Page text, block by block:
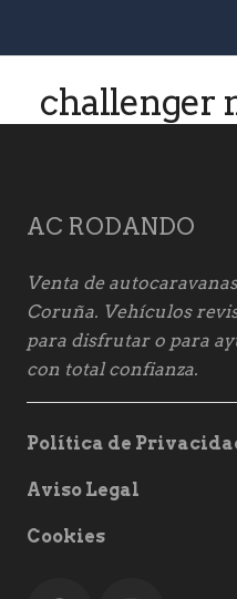
challenger
AC RODANDO
Venta de
Coruña. Vehículos
para disfrutar o para
con total confianza.
Política de
Aviso Legal
Cookies